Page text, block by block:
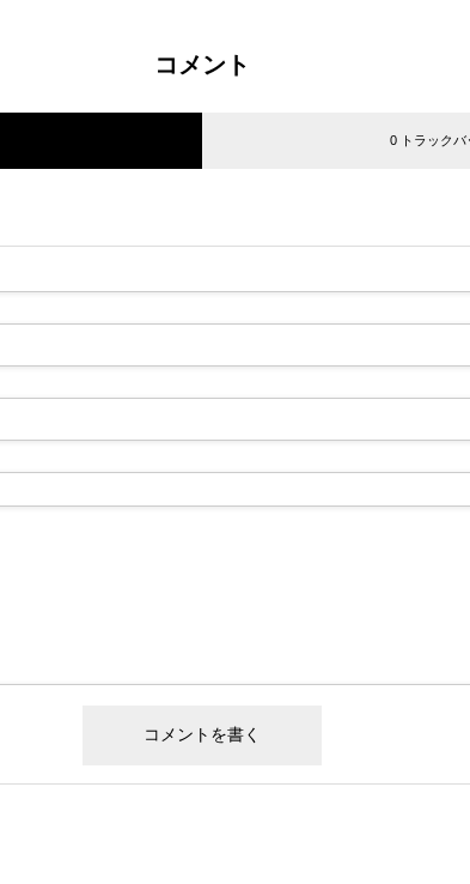
コメント
0 トラックバ